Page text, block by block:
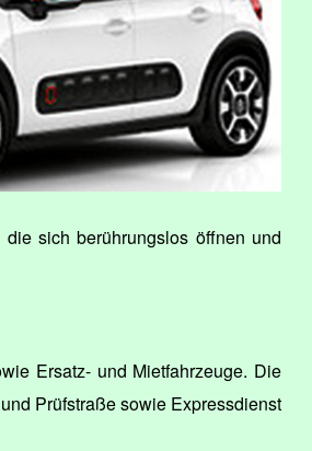
sich berührungslos öffnen und
Ersatz- und Mietfahrzeuge. Die
Prüfstraße sowie Expressdienst